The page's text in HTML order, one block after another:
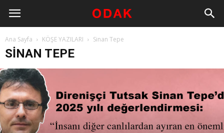
Ana Sayfa KÖŞE YAZILARI Sinan Tepe
SINAN TEPE